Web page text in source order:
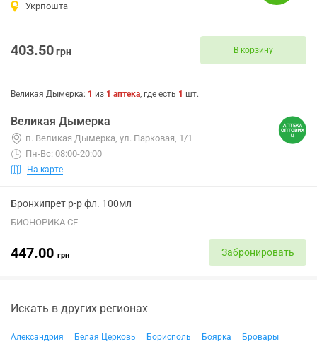
Укрпошта
403.50грн В корзину
Великая Дымерка: 1 из 1 аптека, где есть 1 шт.
Великая Дымерка
п. Великая Дымерка, ул. Парковая, 1/1
Пн-Вс: 08:00-20:00
На карте
Бронхипрет р-р фл. 100мл
БИОНОРИКА СЕ
447.00 грн Забронировать
Искать в других регионах
Александрия Белая Церковь Борисполь Боярка
Бровары